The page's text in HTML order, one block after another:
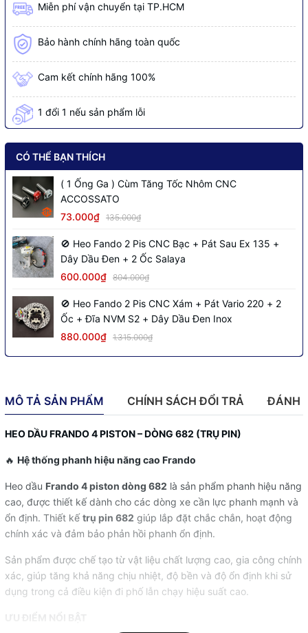
Miễn phí vận chuyển tại TP.HCM
Bảo hành chính hãng toàn quốc
Cam kết chính hãng 100%
1 đổi 1 nếu sản phẩm lỗi
CÓ THỂ BẠN THÍCH
( 1 Ống Ga ) Cùm Tăng Tốc Nhôm CNC
ACCOSSATO
73.000₫ 135.000₫
🚫 Heo Fando 2 Pis CNC Bạc + Pát Sau Ex 135 +
Dây Dầu Đen + 2 Ốc Salaya
600.000₫ 804.000₫
🚫 Heo Fando 2 Pis CNC Xám + Pát Vario 220 + 2
Ốc + Đĩa NVM S2 + Dây Dầu Đen Inox
880.000₫ 1.315.000₫
MÔ TẢ SẢN PHẨM CHÍNH SÁCH ĐỔI TRẢ ĐÁNH
HEO DẦU FRANDO 4 PISTON – DÒNG 682 (TRỤ PIN)
🔥 Hệ thống phanh hiệu năng cao Frando
Heo dầu Frando 4 piston dòng 682 là sản phẩm phanh hiệu năng
cao, được thiết kế dành cho các dòng xe cần lực phanh mạnh và
ổn định. Thiết kếtrụ pin 682 giúp lắp đặt chắc chắn, hoạt động
chính xác và đảm bảo phản hồi phanh ổn định.
Sản phẩm được chế tạo từ vật liệu chất lượng cao, gia công chính
xác, giúp tăng khả năng chịu nhiệt, độ bền và độ ổn định khi sử
dụng trong cả điều kiện đi phố lẫn chạy hiệu suất cao.